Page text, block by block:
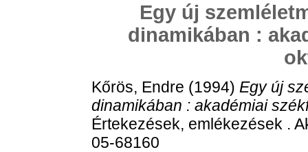
Egy új
dinamikában :
Kőrös, Endre (1994) Egy új
dinamikában : akadémiai
Értekezések, emlékezések .
05-68160